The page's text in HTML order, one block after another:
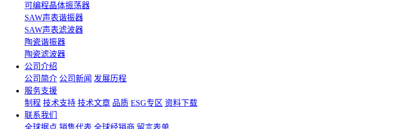
可编程晶体振荡器
SAW声表谐振器
SAW声表滤波器
陶瓷谐振器
陶瓷滤波器
公司介绍
公司简介 公司新闻 发展历程
服务支援
制程 技术支持 技术文章 品质 ESG专区 资料下载
联系我们
全球据点 销售代表 全球经销商 留言表单